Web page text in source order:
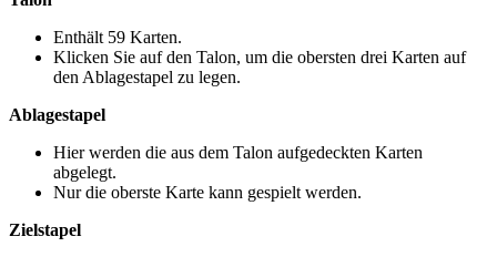
Enthält 59 Karten.
Klicken Sie auf den Talon, um die obersten drei Karten auf
den Ablagestapel zu legen.
Ablagestapel
Hier werden die aus dem Talon aufgedeckten Karten
abgelegt.
Nur die oberste Karte kann gespielt werden.
Zielstapel